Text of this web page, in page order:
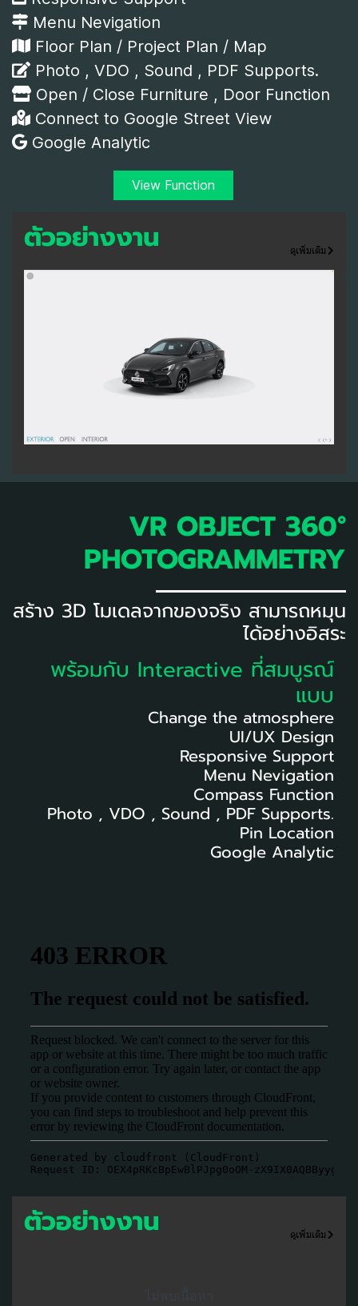
Menu Nevigation
Floor Plan / Project Plan / Map
Photo , VDO , Sound , PDF Supports.
Open / Close Furniture , Door Function
Connect to Google Street View
Google Analytic
View Function
ตัวอย่างงาน ดูเพิ่มเติม
VR OBJECT 360°
PHOTOGRAMMETRY
สร้าง 3D โมเดลจากของจริง สามารถหมุน
ได้อย่างอิสระ
พร้อมกับ Interactive ที่สมบูรณ์
แบบ
Change the atmosphere
UI/UX Design
Responsive Support
Menu Nevigation
Compass Function
Photo , VDO , Sound , PDF Supports.
Pin Location
Google Analytic
ตัวอย่างงาน ดูเพิ่มเติม